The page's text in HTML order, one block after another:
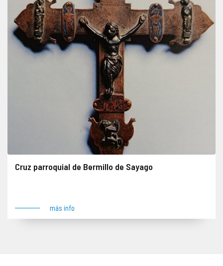
Cruz parroquial de Bermillo de Sayago
más info